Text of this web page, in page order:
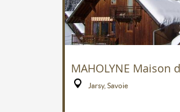
MAHOLYNE Maison
Jarsy, Savoie